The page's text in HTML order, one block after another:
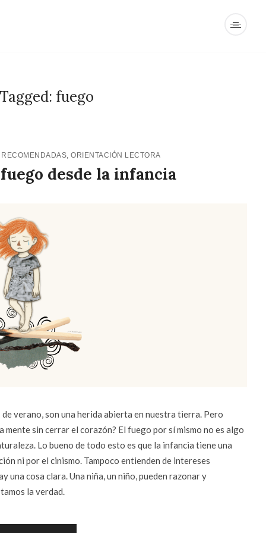
fuego
,ORIENTACIÓN LECTORA
desde la infancia
verano, son una herida abierta en nuestra tierra. Pero
mente sin cerrar el corazón? El fuego por sí mismo no es algo
Lo bueno de todo esto es que la infancia tiene una
ni por el cinismo. Tampoco entienden de intereses
una cosa clara. Una niña, un niño, pueden razonar y
la verdad.